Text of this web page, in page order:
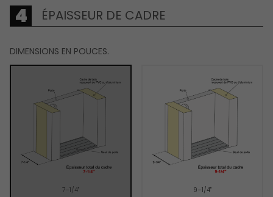
ÉPAISSEUR DE CADRE
DIMENSIONS EN POUCES.
7–1/4" 9–1/4"